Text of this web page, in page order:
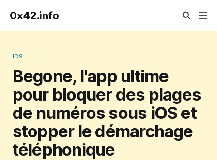
0x42.info
IOS
Begone, l'app ultime
pour bloquer des plages
de numéros sous iOS et
stopper le démarchage
téléphonique